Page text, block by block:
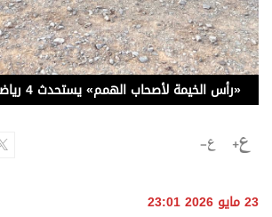
عدد اليوم
مواقيت الصلاة
23 مايو 2026 23:01